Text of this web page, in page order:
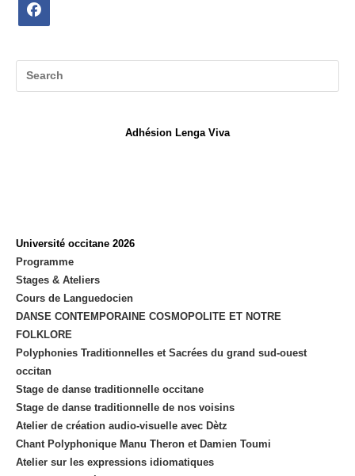
new
Adhésion Lenga Viva
Université occitane 2026
Programme
Stages & Ateliers
Cours de Languedocien
DANSE CONTEMPORAINE COSMOPOLITE ET NOTRE
FOLKLORE
Polyphonies Traditionnelles et Sacrées du grand sud-ouest
occitan
Stage de danse traditionnelle occitane
Stage de danse traditionnelle de nos voisins
Atelier de création audio-visuelle avec Dètz
Chant Polyphonique Manu Theron et Damien Toumi
Atelier sur les expressions idiomatiques